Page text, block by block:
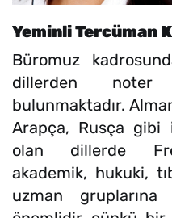
Yeminli Tercüman
Büromuz
dillerden noter
bulunmaktadır.
Arapça, Rusça
olan dillerde
akademik, hukuki,
uzman gruplarına